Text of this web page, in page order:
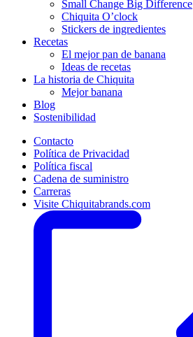
Small Change Big Difference
Chiquita O’clock
Stickers de ingredientes
Recetas
El mejor pan de banana
Ideas de recetas
La historia de Chiquita
Mejor banana
Blog
Sostenibilidad
Contacto
Política de Privacidad
Política fiscal
Cadena de suministro
Carreras
Visite Chiquitabrands.com